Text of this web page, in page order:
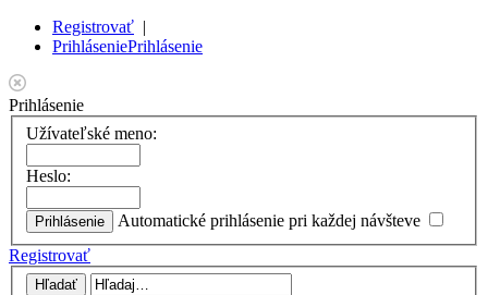
Registrovať |
PrihláseniePrihlásenie
Prihlásenie
Užívateľské meno:
Heslo:
Automatické prihlásenie pri každej návšteve
Registrovať